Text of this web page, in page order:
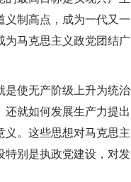
义制高点，成为一代又一
为马克思主义政党团结广
是使无产阶级上升为统治
还就如何发展生产力提出
义。这些思想对马克思主
特别是执政党建设，对发